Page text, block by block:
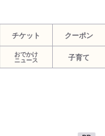
チケット クーポン
おでかけ
ニュース
子育て